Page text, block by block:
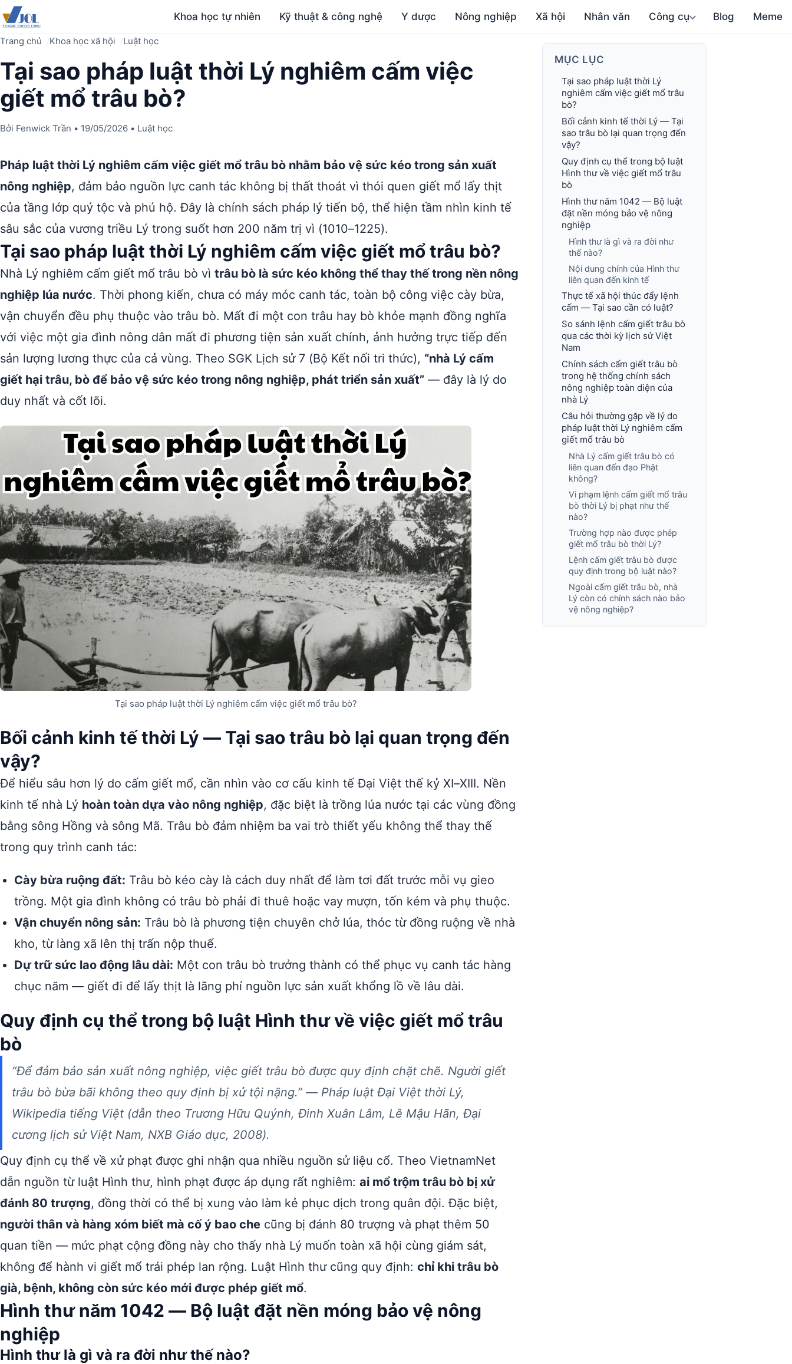
Khoa học tự nhiên Kỹ thuật & công nghệ Y dược Nông nghiệp Xã hội Nhân văn Công cụ Blog Meme
Trang chủ Khoa học xã hội Luật học
Tại sao pháp luật thời Lý nghiêm cấm việc
giết mổ trâu bò?
Bởi Fenwick Trần • 19/05/2026 • Luật học
Pháp luật thời Lý nghiêm cấm việc giết mổ trâu bò nhằm bảo vệ sức kéo trong sản xuất
nông nghiệp, đảm bảo nguồn lực canh tác không bị thất thoát vì thói quen giết mổ lấy thịt
của tầng lớp quý tộc và phú hộ. Đây là chính sách pháp lý tiến bộ, thể hiện tầm nhìn kinh tế
sâu sắc của vương triều Lý trong suốt hơn 200 năm trị vì (1010–1225).
Tại sao pháp luật thời Lý nghiêm cấm việc giết mổ trâu bò?
Nhà Lý nghiêm cấm giết mổ trâu bò vì trâu bò là sức kéo không thể thay thế trong nền nông
nghiệp lúa nước. Thời phong kiến, chưa có máy móc canh tác, toàn bộ công việc cày bừa,
vận chuyển đều phụ thuộc vào trâu bò. Mất đi một con trâu hay bò khỏe mạnh đồng nghĩa
với việc một gia đình nông dân mất đi phương tiện sản xuất chính, ảnh hưởng trực tiếp đến
sản lượng lương thực của cả vùng. Theo SGK Lịch sử 7 (Bộ Kết nối tri thức), “nhà Lý cấm
giết hại trâu, bò để bảo vệ sức kéo trong nông nghiệp, phát triển sản xuất” — đây là lý do
duy nhất và cốt lõi.
Tại sao pháp luật thời Lý nghiêm cấm việc giết mổ trâu bò?
Bối cảnh kinh tế thời Lý — Tại sao trâu bò lại quan trọng đến
vậy?
Để hiểu sâu hơn lý do cấm giết mổ, cần nhìn vào cơ cấu kinh tế Đại Việt thế kỷ XI–XIII. Nền
kinh tế nhà Lý hoàn toàn dựa vào nông nghiệp, đặc biệt là trồng lúa nước tại các vùng đồng
bằng sông Hồng và sông Mã. Trâu bò đảm nhiệm ba vai trò thiết yếu không thể thay thế
trong quy trình canh tác:
Cày bừa ruộng đất: Trâu bò kéo cày là cách duy nhất để làm tơi đất trước mỗi vụ gieo
trồng. Một gia đình không có trâu bò phải đi thuê hoặc vay mượn, tốn kém và phụ thuộc.
Vận chuyển nông sản: Trâu bò là phương tiện chuyên chở lúa, thóc từ đồng ruộng về nhà
kho, từ làng xã lên thị trấn nộp thuế.
Dự trữ sức lao động lâu dài: Một con trâu bò trưởng thành có thể phục vụ canh tác hàng
chục năm — giết đi để lấy thịt là lãng phí nguồn lực sản xuất khổng lồ về lâu dài.
Quy định cụ thể trong bộ luật Hình thư về việc giết mổ trâu
bò
“Để đảm bảo sản xuất nông nghiệp, việc giết trâu bò được quy định chặt chẽ. Người giết
trâu bò bừa bãi không theo quy định bị xử tội nặng.” — Pháp luật Đại Việt thời Lý,
Wikipedia tiếng Việt (dẫn theo Trương Hữu Quýnh, Đinh Xuân Lâm, Lê Mậu Hãn, Đại
cương lịch sử Việt Nam, NXB Giáo dục, 2008).
Quy định cụ thể về xử phạt được ghi nhận qua nhiều nguồn sử liệu cổ. Theo VietnamNet
dẫn nguồn từ luật Hình thư, hình phạt được áp dụng rất nghiêm: ai mổ trộm trâu bò bị xử
đánh 80 trượng, đồng thời có thể bị xung vào làm kẻ phục dịch trong quân đội. Đặc biệt,
người thân và hàng xóm biết mà cố ý bao che cũng bị đánh 80 trượng và phạt thêm 50
quan tiền — mức phạt cộng đồng này cho thấy nhà Lý muốn toàn xã hội cùng giám sát,
không để hành vi giết mổ trái phép lan rộng. Luật Hình thư cũng quy định: chỉ khi trâu bò
già, bệnh, không còn sức kéo mới được phép giết mổ.
Hình thư năm 1042 — Bộ luật đặt nền móng bảo vệ nông
nghiệp
Hình thư là gì và ra đời như thế nào?
MỤC LỤC
Tại sao pháp luật thời Lý
nghiêm cấm việc giết mổ trâu
bò?
Bối cảnh kinh tế thời Lý — Tại
sao trâu bò lại quan trọng đến
vậy?
Quy định cụ thể trong bộ luật
Hình thư về việc giết mổ trâu
bò
Hình thư năm 1042 — Bộ luật
đặt nền móng bảo vệ nông
nghiệp
Hình thư là gì và ra đời như
thế nào?
Nội dung chính của Hình thư
liên quan đến kinh tế
Thực tế xã hội thúc đẩy lệnh
cấm — Tại sao cần có luật?
So sánh lệnh cấm giết trâu bò
qua các thời kỳ lịch sử Việt
Nam
Chính sách cấm giết trâu bò
trong hệ thống chính sách
nông nghiệp toàn diện của
nhà Lý
Câu hỏi thường gặp về lý do
pháp luật thời Lý nghiêm cấm
giết mổ trâu bò
Nhà Lý cấm giết trâu bò có
liên quan đến đạo Phật
không?
Vi phạm lệnh cấm giết mổ trâu
bò thời Lý bị phạt như thế
nào?
Trường hợp nào được phép
giết mổ trâu bò thời Lý?
Lệnh cấm giết trâu bò được
quy định trong bộ luật nào?
Ngoài cấm giết trâu bò, nhà
Lý còn có chính sách nào bảo
vệ nông nghiệp?